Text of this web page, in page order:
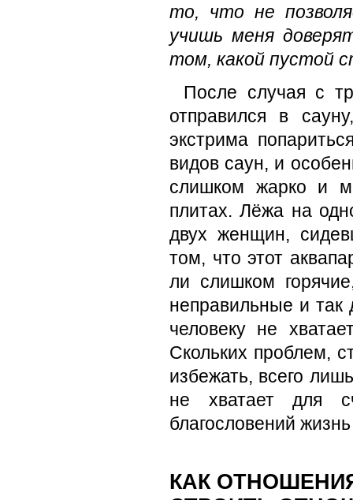
то, что не
учишь меня
том, какой пустой
После случая с
отправился в
экстрима
видов саун, и
слишком жарко и
плитах. Лёжа на
двух женщин,
том, что этот
ли слишком
неправильные и
человеку не
Скольких проблем,
избежать, всего
не хватает для
благословений
КАК